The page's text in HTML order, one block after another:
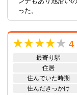
った。
4
最寄り駅
住居
住んでいた時期
住んだきっかけ